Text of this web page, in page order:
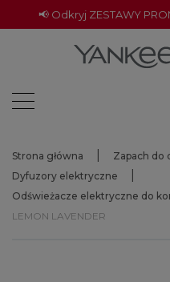
📢 Odkryj ZESTAWY
Strona główna
Zapach do
Dyfuzory elektryczne
Odświeżacze elektryczne do
LEMON LAVENDER